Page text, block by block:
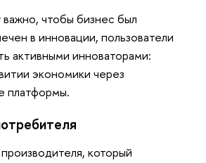
чтобы бизнес был
в инновации, пользователи
активными инноваторами:
экономики через
платформы.
который